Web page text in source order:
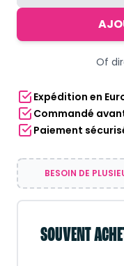
Lunettes
Of
Expédition en
Commandé
Paiement
BESOIN DE
SOUVENT